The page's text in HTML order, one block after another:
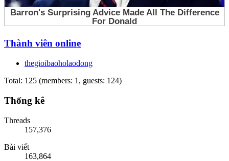
Thành viên online
thegioibaoholaodong
Total: 125 (members: 1, guests: 124)
Thống kê
Threads
157,376
Bài viết
163,864